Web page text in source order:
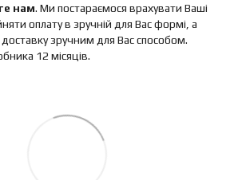
нам. Ми постараємося врахувати Ваші
оплату в зручній для Вас формі, а
зручним для Вас способом.
12 місяців.